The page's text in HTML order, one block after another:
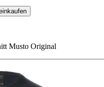
Musto Original